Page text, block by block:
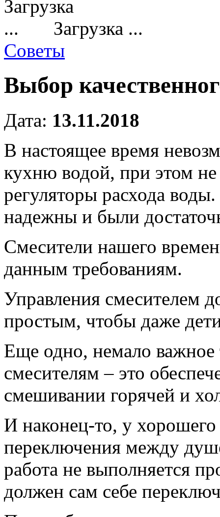
Загрузка ...
Советы
Выбор
Дата: 13.11.2018
В настоящее время
кухню водой, при этом не
регуляторы расхода воды.
надежны и были
Смесители нашего
данным требованиям.
Управления смесителем
простым, чтобы даже
Еще одно, немало важное
смесителям – это
смешивании горячей и
И наконец-то, у
переключения между
работа не выполняется
должен сам себе